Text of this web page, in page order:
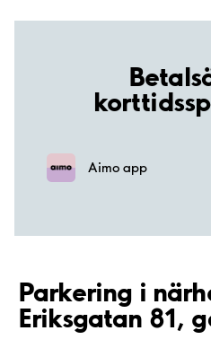
Aimo app
Parkering i
Eriksgatan 81,